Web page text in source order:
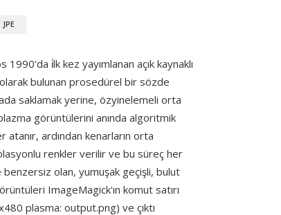
JPE
i̇lk kez yayımlanan açık kaynaklı
bulunan prosedürel bir sözde
saklamak yerine, özyinelemeli orta
görüntülerini anında algoritmik
ardından kenarların orta
renkler verilir ve bu süreç her
olan, yumuşak geçişli, bulut
ImageMagick'ın komut satırı
plasma: output.png) ve çıktı